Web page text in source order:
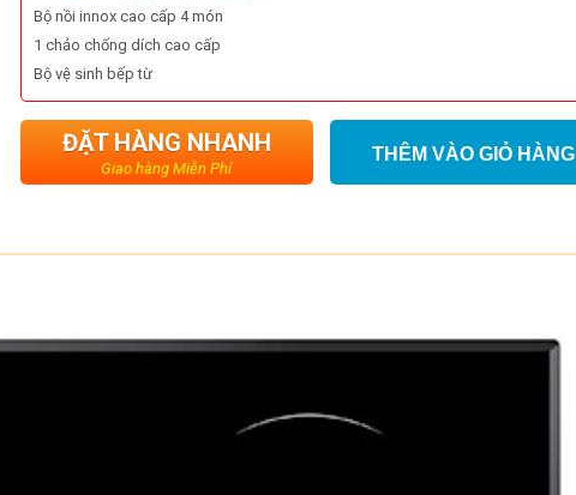
Bộ nồi innox cao cấp 4 món
1 chảo chống dích cao cấp
Bộ vệ sinh bếp từ
ĐẶT HÀNG NHANH
Giao hàng Miễn Phí
THÊM VÀO GIỎ HÀNG